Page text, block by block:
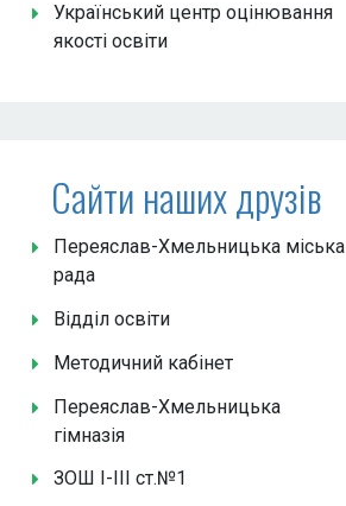
Український центр оцінювання
якості освіти
Сайти наших друзів
Переяслав-Хмельницька міська
рада
Відділ освіти
Методичний кабінет
Переяслав-Хмельницька
гімназія
ЗОШ І-ІІІ ст.№1